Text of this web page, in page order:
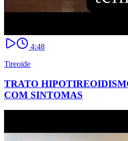
4:48
Tireoide
TRATO
COM SINTOMAS